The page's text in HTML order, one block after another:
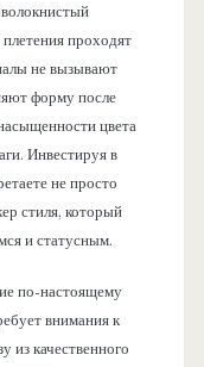
проходят
не вызывают
форму после
цвета
Инвестируя в
не просто
стиля, который
и статусным.
по-настоящему
внимания к
из качественного